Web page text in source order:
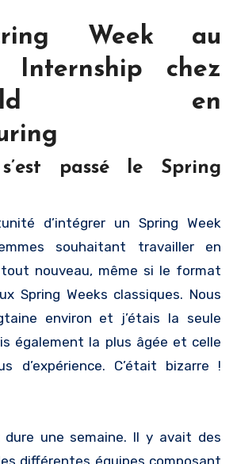
Week au
Internship chez
en
passé le Spring
d’intégrer un Spring Week
souhaitant travailler en
tout nouveau, même si le format
Spring Weeks classiques. Nous
environ et j’étais la seule
également la plus âgée et celle
d’expérience. C’était bizarre !
dure une semaine. Il y avait des
différentes équipes composant